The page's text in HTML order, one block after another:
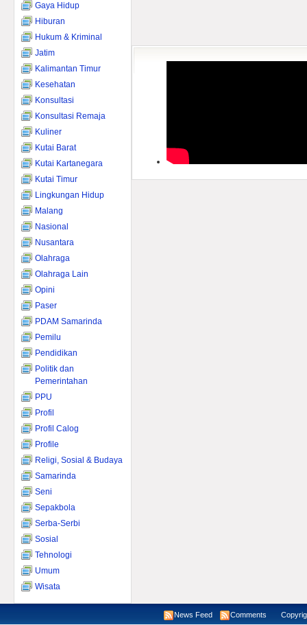
Gaya Hidup
Hiburan
Hukum & Kriminal
Jatim
Kalimantan Timur
Kesehatan
Konsultasi
Konsultasi Remaja
Kuliner
Kutai Barat
Kutai Kartanegara
Kutai Timur
Lingkungan Hidup
Malang
Nasional
Nusantara
Olahraga
Olahraga Lain
Opini
Paser
PDAM Samarinda
Pemilu
Pendidikan
Politik dan
Pemerintahan
PPU
Profil
Profil Calog
Profile
Religi, Sosial & Budaya
Samarinda
Seni
Sepakbola
Serba-Serbi
Sosial
Tehnologi
Umum
Wisata
News Feed Comments Copyright